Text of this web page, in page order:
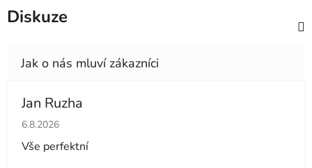
Diskuze
Jan Ruzha
Hodnocení obchodu je 5 z 5 hvězdiček.
6.8.2026
Vše perfektní